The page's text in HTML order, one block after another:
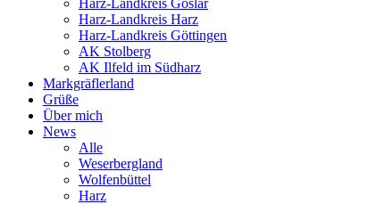
Harz-Landkreis Goslar
Harz-Landkreis Harz
Harz-Landkreis Göttingen
AK Stolberg
AK Ilfeld im Südharz
Markgräflerland
Grüße
Über mich
News
Alle
Weserbergland
Wolfenbüttel
Harz